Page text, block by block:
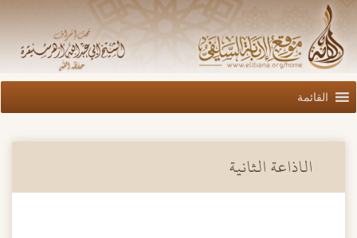
القائمة
الاذاعة الثانية